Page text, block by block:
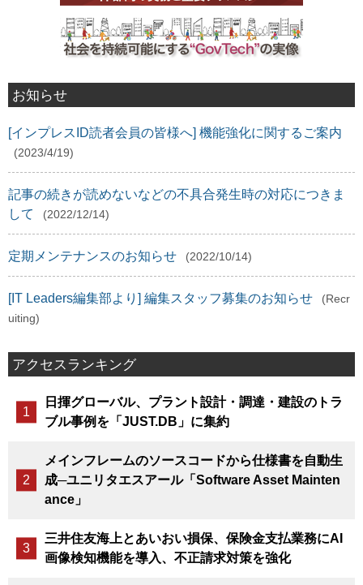
お知らせ
[インプレスID読者会員の皆様へ] 機能強化に関するご案内
(2023/4/19)
記事の続きが読めないなどの不具合発生時の対応につきま
して
(2022/12/14)
定期メンテナンスのお知らせ (2022/10/14)
[IT Leaders編集部より] 編集スタッフ募集のお知らせ
(Recr
uiting)
アクセスランキング
日揮グローバル、プラント設計・調達・建設のトラ
ブル事例を「JUST.DB」に集約
メインフレームのソースコードから仕様書を自動生
成─ユニリタエスアール「Software Asset Mainten
ance」
三井住友海上とあいおい損保、保険金支払業務にAI
画像検知機能を導入、不正請求対策を強化